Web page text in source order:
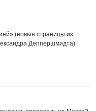
(новые страницы из
Деппершмидта)